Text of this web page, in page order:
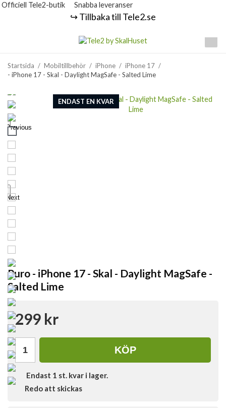
Officiell Tele2-butik Snabba leveranser
↪️ Tillbaka till Tele2.se
Startsida / Mobiltillbehör / iPhone / iPhone 17 /
- iPhone 17 - Skal - Daylight MagSafe - Salted Lime
Previous
Next
ENDAST EN KVAR
Puro - iPhone 17 - Skal - Daylight MagSafe -
Salted Lime
299 kr
KÖP
Endast 1 st. kvar i lager.
Redo att skickas